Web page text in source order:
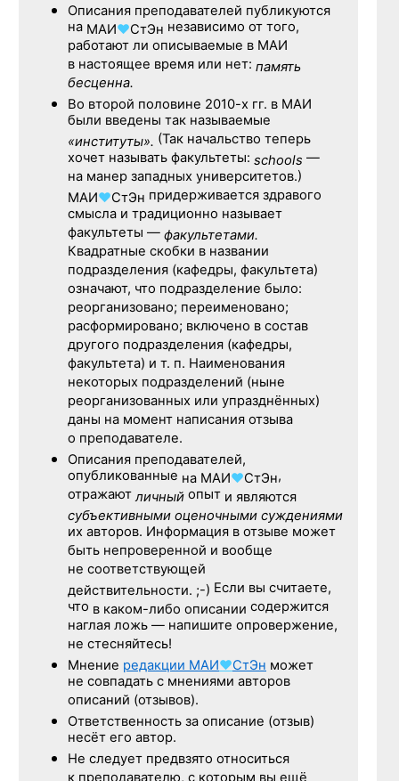
Описания преподавателей публикуются
на МАИ♥СтЭн независимо от того,
работают ли описываемые в МАИ
в настоящее время или нет: память
бесценна.
Во второй половине 2010-х гг. в МАИ
были введены так называемые
«институты». (Так начальство теперь
хочет называть факультеты: schools —
на манер западных университетов.)
МАИ♥СтЭн придерживается здравого
смысла и традиционно называет
факультеты — факультетами.
Квадратные скобки в названии
подразделения (кафедры, факультета)
означают, что подразделение было:
реорганизовано; переименовано;
расформировано; включено в состав
другого подразделения (кафедры,
факультета) и т. п. Наименования
некоторых подразделений (ныне
реорганизованных или упразднённых)
даны на момент написания отзыва
о преподавателе.
Описания преподавателей,
опубликованные на МАИ♥СтЭн,
отражаютличный опыт и являются
субъективными оценочными суждениями
их авторов. Информация в отзыве может
быть непроверенной и вообще
не соответствующей
действительности. ;-) Если вы считаете,
что в каком-либо описании содержится
наглая ложь — напишите опровержение,
не стесняйтесь!
Мнение редакции МАИ♥СтЭн может
не совпадать с мнениями авторов
описаний (отзывов).
Ответственность за описание (отзыв)
несёт его автор.
Не следует предвзято относиться
к преподавателю, с которым вы ещё